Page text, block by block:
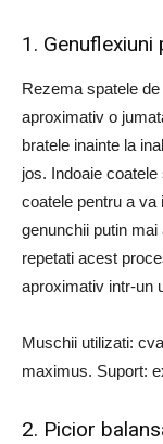
1. Genuflexiuni
Rezema spatele
aproximativ o
bratele inainte la
jos. Indoaie
coatele pentru a va
genunchii putin
repetati acest
aproximativ intr-un
Muschii utilizati:
maximus. Suport:
2. Picior